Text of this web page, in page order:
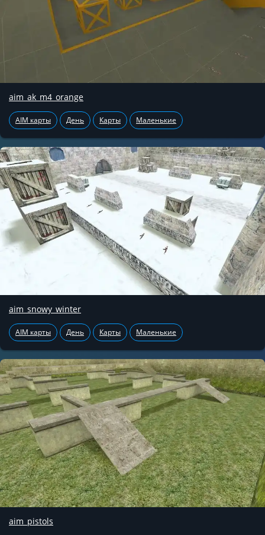
aim_ak_m4_orange
AIM карты День Карты Маленькие
aim_snowy_winter
AIM карты День Карты Маленькие
aim_pistols